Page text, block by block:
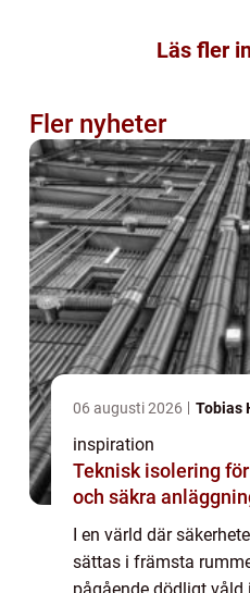
Läs fler
Fler nyheter
06 augusti 2026 Tobias
inspiration
Teknisk isolering
och säkra
I en värld där
sättas i främsta
pågående dödligt våld